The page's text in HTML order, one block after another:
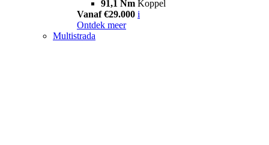
91,1 Nm Koppel
Vanaf €29.000 i
Ontdek meer
Multistrada